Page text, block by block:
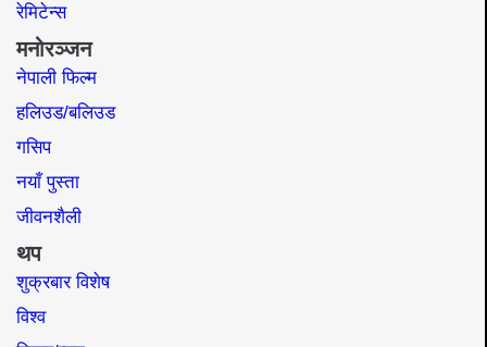
रेमिटेन्स
मनोरञ्जन
नेपाली फिल्म
हलिउड/बलिउड
गसिप
नयाँ पुस्ता
जीवनशैली
थप
शुक्रबार विशेष
विश्व